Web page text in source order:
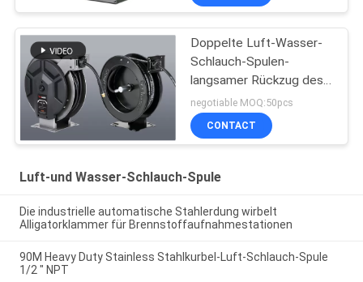
Doppelte Luft-Wasser-
Schlauch-Spulen-
langsamer Rückzug des
Arm-82ft
negotiable MOQ:50pcs
CONTACT
Luft-und Wasser-Schlauch-Spule
Die industrielle automatische Stahlerdung wirbelt
Alligatorklammer für Brennstoffaufnahmestationen
90M Heavy Duty Stainless Stahlkurbel-Luft-Schlauch-Spule
1/2 " NPT